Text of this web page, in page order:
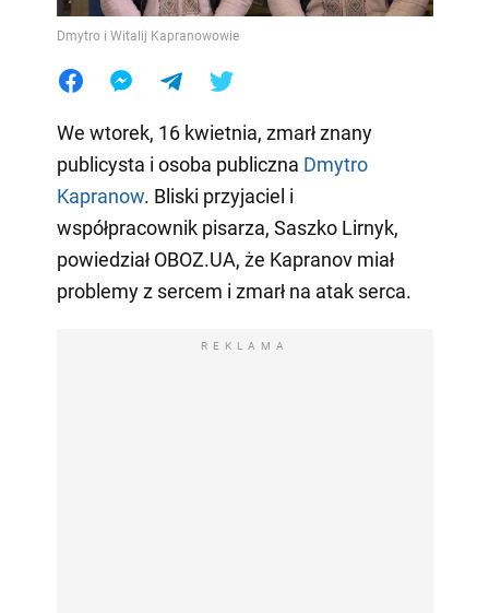
Dmytro i Witalij Kapranowowie
We wtorek, 16 kwietnia, zmarł znany
publicysta i osoba publiczna Dmytro
Kapranow. Bliski przyjaciel i
współpracownik pisarza, Saszko Lirnyk,
powiedział OBOZ.UA, że Kapranov miał
problemy z sercem i zmarł na atak serca.
REKLAMA